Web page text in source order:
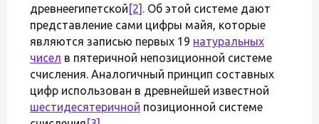
древнеегипетской [2] . Об этой системе дают
представление сами цифры майя, которые
являются записью первых 19 натуральных
чисел в пятеричной непозиционной системе
счисления. Аналогичный принцип составных
цифр использован в древнейшей известной
шестидесятеричной позиционной системе